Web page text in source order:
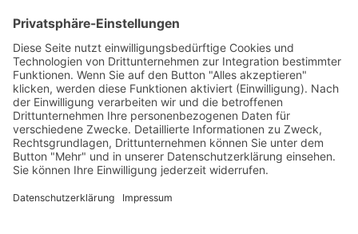
Glycerin (49,75%), Nikotin (0,25%),
Nikotinbenzoat (0,125%), Nikotinmalat
(0,125%), Aroma Inhaltsstoffe 10mg/ml:
Propylenglycol (49,5%), pflanzliches Glycerin
(49,5%), Nikotin (0,5%), Nikotinbenzoat
(0,25%), Nikotinmalat (0,25%), Aroma
Inhaltsstoffe 20mg/ml: Propylenglycol (49%),
pflanzliches Glycerin (49%), Nikotin (1%),
Aroma Auszeichnung gemäß CLP-
Service-Hotline
Vertrag widerrufen
Shopservice